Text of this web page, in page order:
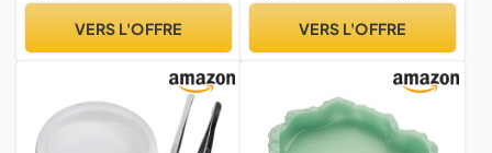
de Compagnie/Lampes
VERS L'OFFRE
pour animaux de
gardiens débutants,
éleveurs
VERS L'OFFRE